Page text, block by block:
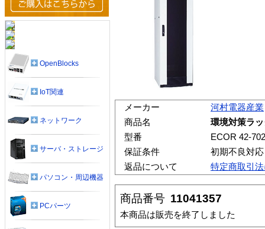
メーカー
河村電器産業
商品名
環境対策ラ
型番
ECOR 42-
保証条件
初期不良対
返品について
特定商取引
商品番号 11041357
本商品は販売を終了しました
OpenBlocks
IoT関連
ネットワーク
サーバ・ストレージ
パソコン・周辺機器
PCパーツ